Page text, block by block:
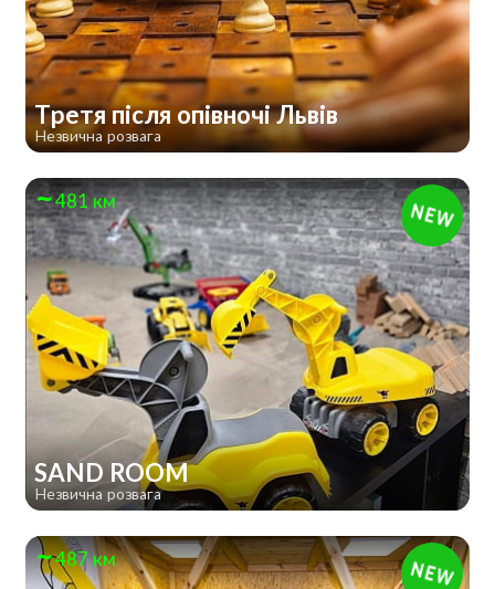
Третя після опівночі Львів
Незвична розвага
481 км
SAND ROOM
Незвична розвага
487 км